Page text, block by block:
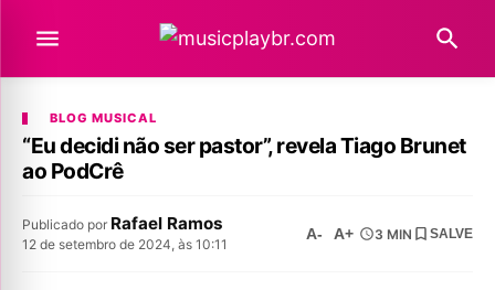
BLOG MUSICAL
“Eu decidi não ser pastor”, revela Tiago Brunet
ao PodCrê
Publicado por Rafael Ramos
12 de setembro de 2024, às 10:11
A- A+ 3 MIN SALVE